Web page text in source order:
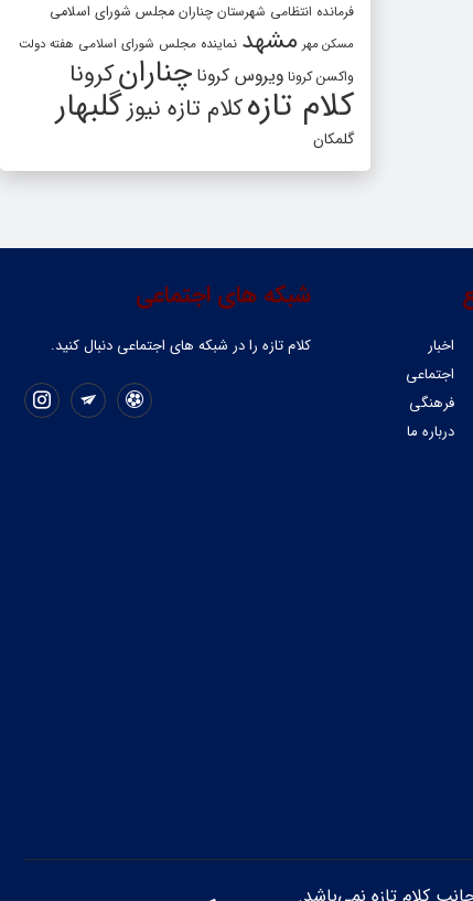
فرمانده انتظامی شهرستان چناران مجلس شورای اسلامی
مسکن مهر مشهد نماینده مجلس شورای اسلامی هفته دولت
واکسن کرونا ویروس کرونا چنارانکرونا
کلام تازهکلام تازه نیوزگلبهار
گلمکان
شبکه های اجتماعی
کلام تازه را در شبکه ‌های اجتماعی دنبال کنید.
اخبار
اجتماعی
فرهنگی
درباره ما